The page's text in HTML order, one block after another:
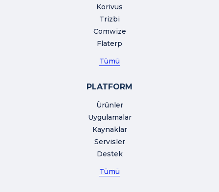
Korivus
Trizbi
Comwize
Flaterp
Tümü
PLATFORM
Ürünler
Uygulamalar
Kaynaklar
Servisler
Destek
Tümü